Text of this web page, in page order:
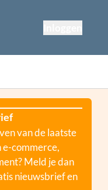
van de laatste
commerce,
Meld je dan
nieuwsbrief en